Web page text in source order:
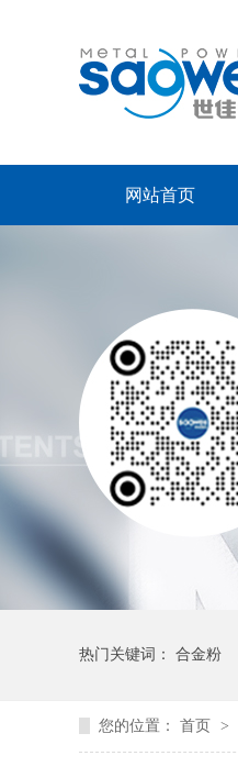
网站首页
热门关键词： 合金粉
您的位置： 首页 >